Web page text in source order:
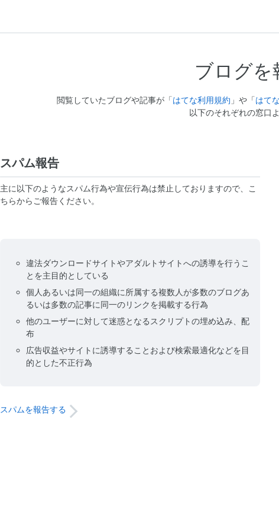
ブログを
閲覧していたブログや記事が「はてな利用規約 」や「はて
以下のそれぞれの窓口
スパム報告
主に以下のようなスパム行為や宣伝行為は禁止しておりますので、こ
ちらからご報告ください。
違法ダウンロードサイトやアダルトサイトへの誘導を行うこ
とを主目的としている
個人あるいは同一の組織に所属する複数人が多数のブログあ
るいは多数の記事に同一のリンクを掲載する行為
他のユーザーに対して迷惑となるスクリプトの埋め込み、配
布
広告収益やサイトに誘導することおよび検索最適化などを目
的とした不正行為
スパムを報告する